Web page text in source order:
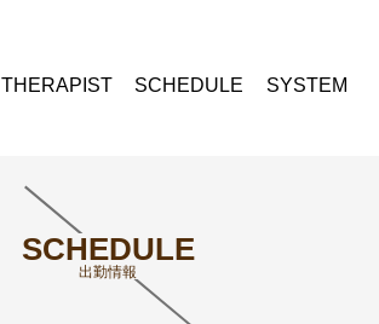
THERAPIST SCHEDULE SYSTEM
SCHEDULE
出勤情報